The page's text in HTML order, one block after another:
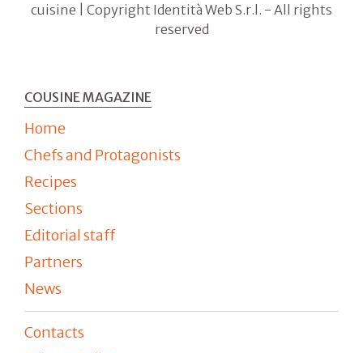
cuisine | Copyright Identità Web S.r.l. - All rights
reserved
COUSINE MAGAZINE
Home
Chefs and Protagonists
Recipes
Sections
Editorial staff
Partners
News
Contacts